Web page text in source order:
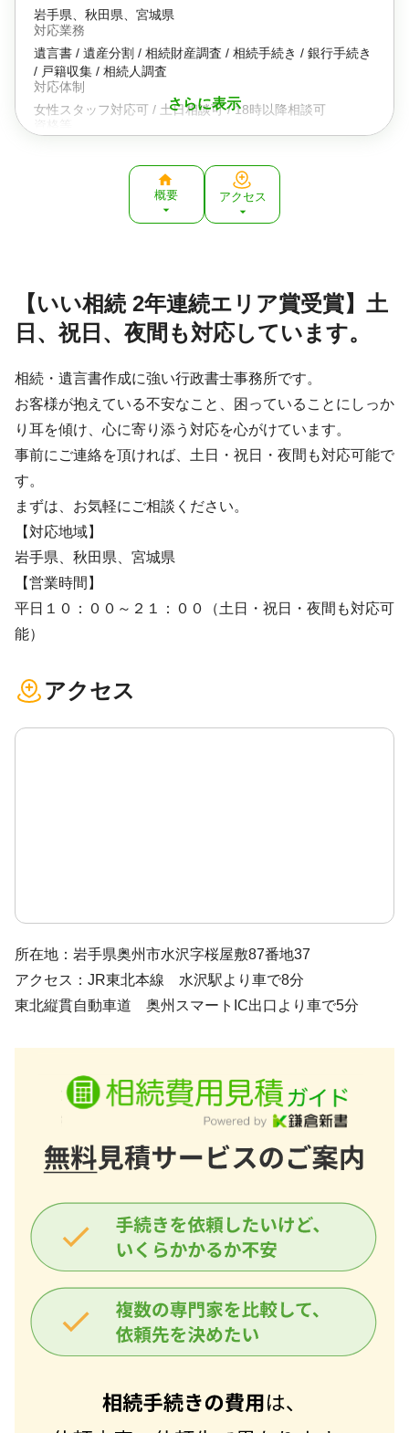
概要 アクセス
【いい相続 2年連続エリア賞受賞】土
日、祝日、夜間も対応しています。
相続・遺言書作成に強い行政書士事務所です。
お客様が抱えている不安なこと、困っていることにしっか
り耳を傾け、心に寄り添う対応を心がけています。
事前にご連絡を頂ければ、土日・祝日・夜間も対応可能で
す。
まずは、お気軽にご相談ください。
【対応地域】
岩手県、秋田県、宮城県
【営業時間】
平日１０：００～２１：００（土日・祝日・夜間も対応可
能）
アクセス
所在地：岩手県奥州市水沢字桜屋敷87番地37
アクセス：JR東北本線 水沢駅より車で8分
東北縦貫自動車道 奥州スマートIC出口より車で5分
さらに表示
岩手県、秋田県、宮城県
対応業務
遺言書 / 遺産分割 / 相続財産調査 / 相続手続き / 銀行手続き
/ 戸籍収集 / 相続人調査
対応体制
女性スタッフ対応可 / 土日相談可 / 18時以降相談可